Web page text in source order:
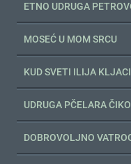
ETNO UDRUGA
MOSEĆ U MOM SRCU
KUD SVETI ILIJA KLJACI
UDRUGA PČELARA
DOBROVOLJNO